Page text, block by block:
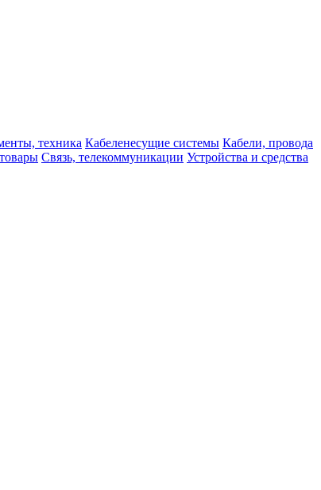
техника Кабеленесущие системы Кабели, провода
Связь, телекоммуникации Устройства и средства